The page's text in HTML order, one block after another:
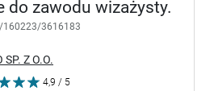
do zawodu wizażysty.
3616183
SP. Z O.O.
4,9 / 5